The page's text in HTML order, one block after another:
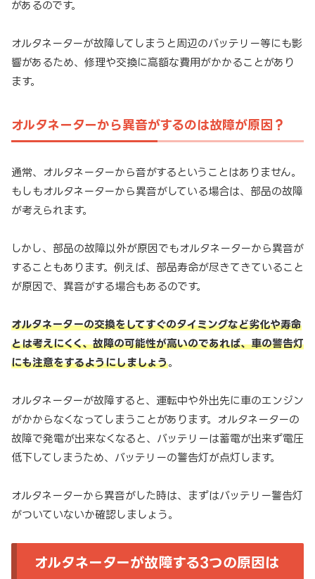
があるのです。
オルタネーターが故障してしまうと周辺のバッテリー等にも影
響があるため、修理や交換に高額な費用がかかることがあり
ます。
オルタネーターから異音がするのは故障が原因？
通常、オルタネーターから音がするということはありません。
もしもオルタネーターから異音がしている場合は、部品の故障
が考えられます。
しかし、部品の故障以外が原因でもオルタネーターから異音が
することもあります。例えば、部品寿命が尽きてきていること
が原因で、異音がする場合もあるのです。
オルタネーターの交換をしてすぐのタイミングなど劣化や寿命
とは考えにくく、故障の可能性が高いのであれば、車の警告灯
にも注意をするようにしましょう。
オルタネーターが故障すると、運転中や外出先に車のエンジン
がかからなくなってしまうことがあります。オルタネーターの
故障で発電が出来なくなると、バッテリーは蓄電が出来ず電圧
低下してしまうため、バッテリーの警告灯が点灯します。
オルタネーターから異音がした時は、まずはバッテリー警告灯
がついていないか確認しましょう。
オルタネーターが故障する3つの原因は